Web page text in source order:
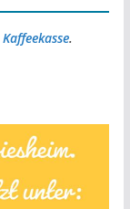
Kaffeekasse.